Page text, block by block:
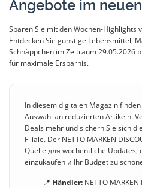
Angebote im
Sparen Sie mit den Wochen-Highlights
Entdecken Sie günstige Lebensmittel,
Schnäppchen im Zeitraum 29.05.2026
für maximale Ersparnis.
In diesem digitalen Magazin
Auswahl an reduzierten Artikeln.
Deals mehr und sichern Sie sich
Filiale. Der NETTO MARKEN
Quelle для wöchentliche Updates,
einzukaufen и Ihr Budget zu
📍 Händler:NETTO MARKEN